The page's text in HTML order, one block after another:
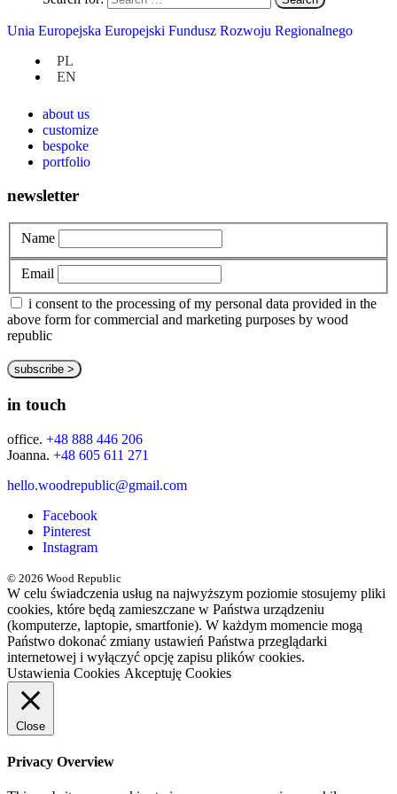
Unia Europejska Europejski Fundusz Rozwoju Regionalnego
PL
EN
Uncategorized
at hand
about us
customize
bespoke
portfolio
newsletter
Name
Email
i consent to the processing of my personal data provided in the
above form for commercial and marketing purposes by wood
republic
in touch
office. +48 888 446 206
Joanna. +48 605 611 271
hello.woodrepublic@gmail.com
Facebook
Pinterest
Instagram
© 2026 Wood Republic
W celu świadczenia usług na najwyższym poziomie stosujemy pliki
cookies, które będą zamieszczane w Państwa urządzeniu
(komputerze, laptopie, smartfonie). W każdym momencie mogą
Państwo dokonać zmiany ustawień Państwa przeglądarki
internetowej i wyłączyć opcję zapisu plików cookies.
Ustawienia Cookies Akceptuję Cookies
Close
Privacy Overview